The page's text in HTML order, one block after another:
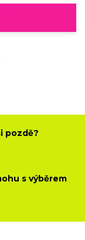
pozdě?
s výběrem